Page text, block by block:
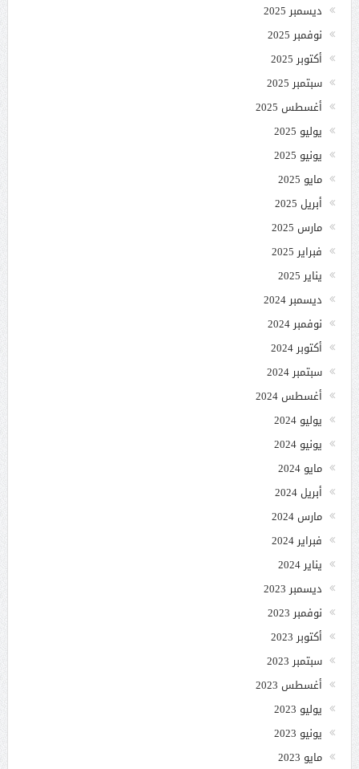
ديسمبر 2025
نوفمبر 2025
أكتوبر 2025
سبتمبر 2025
أغسطس 2025
يوليو 2025
يونيو 2025
مايو 2025
أبريل 2025
مارس 2025
فبراير 2025
يناير 2025
ديسمبر 2024
نوفمبر 2024
أكتوبر 2024
سبتمبر 2024
أغسطس 2024
يوليو 2024
يونيو 2024
مايو 2024
أبريل 2024
مارس 2024
فبراير 2024
يناير 2024
ديسمبر 2023
نوفمبر 2023
أكتوبر 2023
سبتمبر 2023
أغسطس 2023
يوليو 2023
يونيو 2023
مايو 2023